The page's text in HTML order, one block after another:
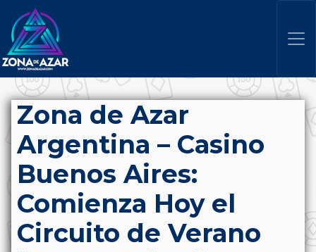
Zona de Azar
Argentina – Casino
Buenos Aires:
Comienza Hoy el
Circuito de Verano